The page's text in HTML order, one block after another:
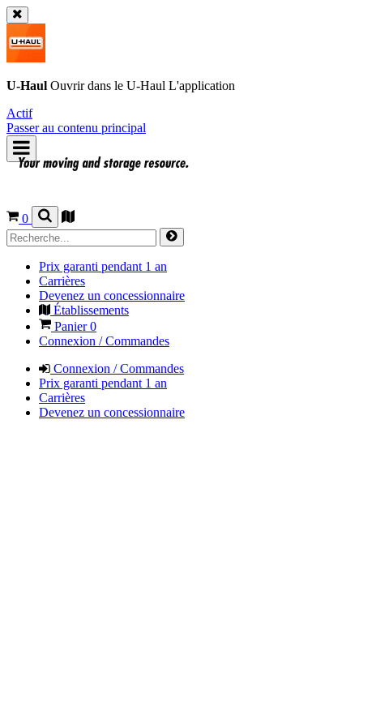
U-Haul Ouvrir dans le U-Haul L'application
Actif
Passer au contenu principal
0
Prix garanti pendant 1 an
Carrières
Devenez un concessionnaire
Établissements
Panier0
Connexion / Commandes
Connexion / Commandes
Prix garanti pendant 1 an
Carrières
Devenez un concessionnaire